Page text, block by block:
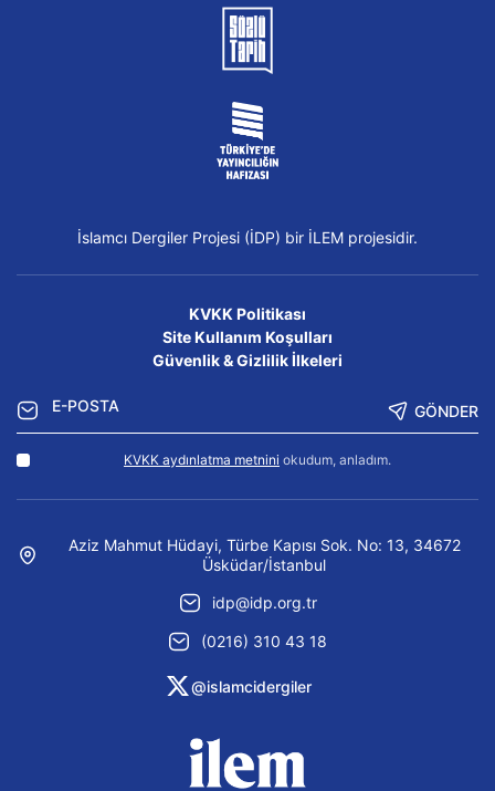
İslamcı Dergiler Projesi (İDP) bir İLEM projesidir.
KVKK Politikası
Site Kullanım Koşulları
Güvenlik & Gizlilik İlkeleri
GÖNDER
KVKK aydınlatma metnini okudum, anladım.
Aziz Mahmut Hüdayi, Türbe Kapısı Sok. No: 13, 34672
Üsküdar/İstanbul
idp@idp.org.tr
(0216) 310 43 18
@islamcidergiler